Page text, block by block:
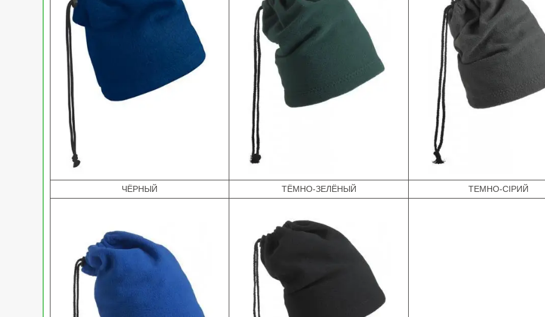
ЧЁРНЫЙ ТЁМНО-ЗЕЛЁНЫЙ ТЕМНО-СІРИЙ